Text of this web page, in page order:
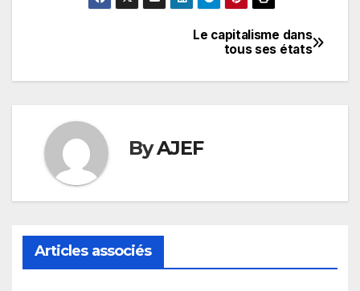
de
Le capitalisme dans
tous ses états
ByAJEF
Articles associés